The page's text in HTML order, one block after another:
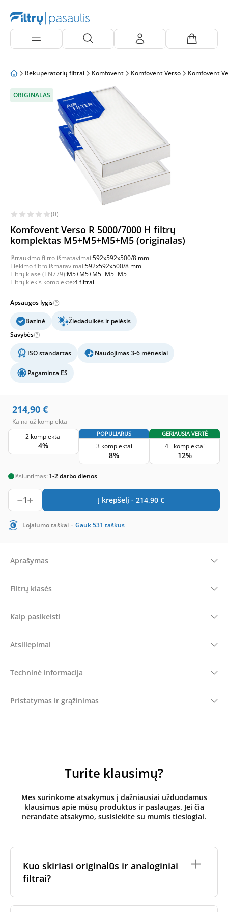
Rekuperatorių filtrai Komfovent Komfovent Verso Komfovent
ORIGINALAS
(0)
Komfovent Verso R 5000/7000 H filtrų
komplektas M5+M5+M5+M5 (originalas)
Ištraukimo filtro išmatavimai:592x592x500/8 mm
Tiekimo filtro išmatavimai:592x592x500/8 mm
Filtrų klasė (EN779):M5+M5+M5+M5+M5
Filtrų kiekis komplekte:4 filtrai
Apsaugos lygis
Bazinė
Žiedadulkės ir pelėsis
Savybės
ISO standartas Naudojimas 3-6 mėnesiai
Pagaminta ES
214,90 €
Kaina už komplektą
2 komplektai
4%
POPULIARUS
3 komplektai
8%
GERIAUSIA VERTĖ
4+ komplektai
12%
Išsiuntimas: 1-2 darbo dienos
1 Į krepšelį - 214,90 €
Lojalumo taškai - Gauk531 taškus
Aprašymas
Filtrų klasės
Kaip pasikeisti
Atsiliepimai
Techninė informacija
Pristatymas ir grąžinimas
Turite klausimų?
Mes surinkome atsakymus į dažniausiai užduodamus
klausimus apie mūsų produktus ir paslaugas. Jei čia
nerandate atsakymo, susisiekite su mumis tiesiogiai.
Kuo skiriasi originalūs ir analoginiai
filtrai?